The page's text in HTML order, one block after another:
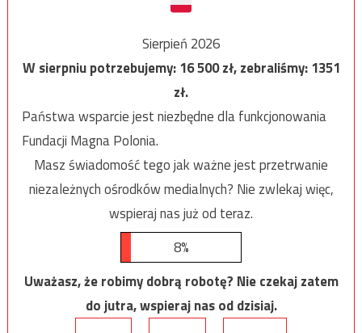
Sierpień 2026
W sierpniu potrzebujemy:16 500zł, zebraliśmy:1351
zł.
Państwa wsparcie jest niezbędne dla funkcjonowania
Fundacji Magna Polonia.
Masz świadomość tego jak ważne jest przetrwanie
niezależnych ośrodków medialnych? Nie zwlekaj więc,
wspieraj nas już od teraz.
8%
Uważasz, że robimy dobrą robotę? Nie czekaj zatem
do jutra, wspieraj nas od dzisiaj.